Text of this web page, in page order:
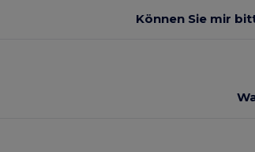
Können Sie mir